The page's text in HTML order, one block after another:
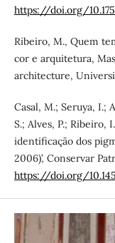
https://doi.org/
Ribeiro, M., Quem
cor e arquitetura,
architecture,
Casal, M.; Seruya, I.;
S.; Alves, P.; Ribeiro,
identificação dos
2006)’, Conservar
https://doi.org/